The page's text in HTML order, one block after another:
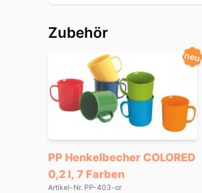
Zubehör
neu
PP Henkelbecher COLORED
0,2 l, 7 Farben
Artikel-Nr. PP-403-or